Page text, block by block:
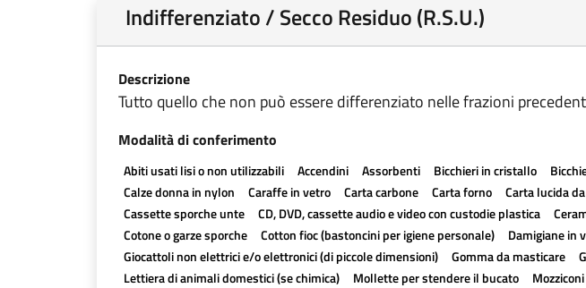
Indifferenziato / Secco Residuo (R.S.U.)
Descrizione
Tutto quello che non può essere differenziato nelle frazioni
Modalità di conferimento
Abiti usati lisi o non utilizzabili Accendini Assorbenti Bicchieri in cristallo
Calze donna in nylon
Caraffe in vetro Carta carbone Carta forno Carta lucida
Cassette sporche unte
CD, DVD, cassette audio e video con custodie plastica
Cotone o garze sporche
Cotton fioc (bastoncini per igiene personale) Damigiane in
Giocattoli non elettrici e/o elettronici (di piccole dimensioni)
Gomma da masticare
Lettiera di animali domestici (se chimica)
Mollette per stendere il bucato